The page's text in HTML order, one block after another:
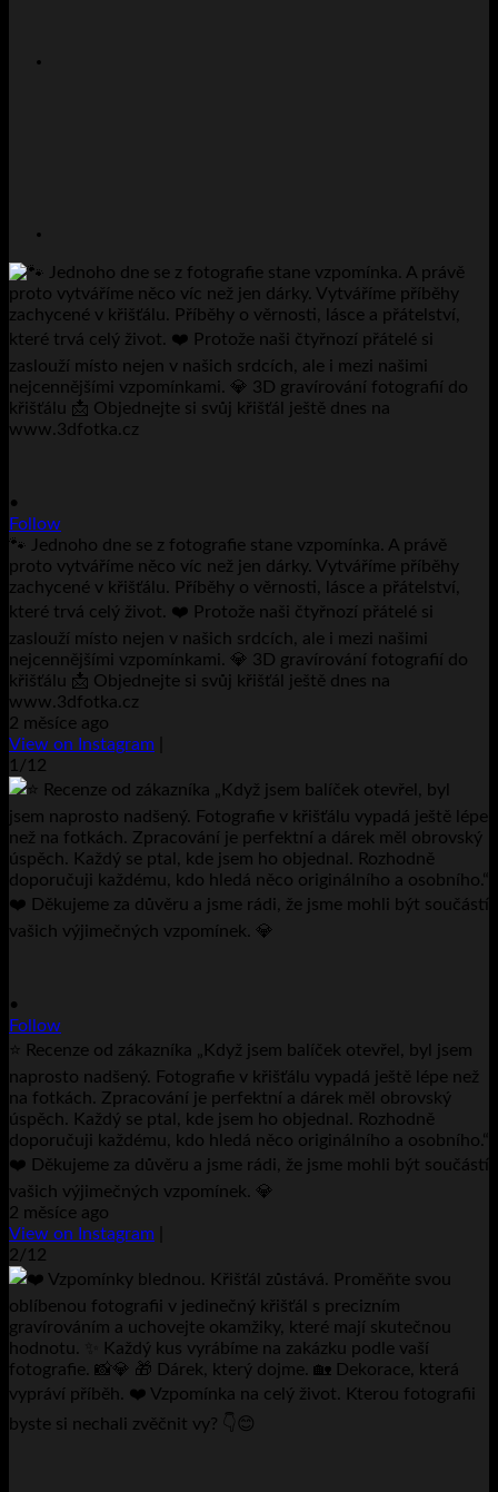
•
Follow
🐾 Jednoho dne se z fotografie stane vzpomínka. A právě
proto vytváříme něco víc než jen dárky. Vytváříme příběhy
zachycené v křišťálu. Příběhy o věrnosti, lásce a přátelství,
které trvá celý život. ❤️ Protože naši čtyřnozí přátelé si
zaslouží místo nejen v našich srdcích, ale i mezi našimi
nejcennějšími vzpomínkami. 💎 3D gravírování fotografií do
křišťálu 📩 Objednejte si svůj křišťál ještě dnes na
www.3dfotka.cz
2 měsíce ago
View on Instagram
1/12
•
Follow
⭐ Recenze od zákazníka „Když jsem balíček otevřel, byl jsem
naprosto nadšený. Fotografie v křišťálu vypadá ještě lépe než
na fotkách. Zpracování je perfektní a dárek měl obrovský
úspěch. Každý se ptal, kde jsem ho objednal. Rozhodně
doporučuji každému, kdo hledá něco originálního a osobního.“
❤️ Děkujeme za důvěru a jsme rádi, že jsme mohli být součástí
vašich výjimečných vzpomínek. 💎
2 měsíce ago
View on Instagram
2/12